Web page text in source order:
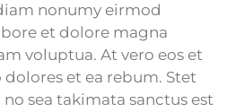
nonumy eirmod
et dolore magna
voluptua. At vero eos et
et ea rebum. Stet
sea takimata sanctus est